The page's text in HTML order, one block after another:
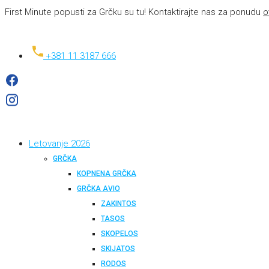
First Minute popusti za Grčku su tu! Kontaktirajte nas za ponudu
+381 11 3187 666
Letovanje 2026
GRČKA
KOPNENA GRČKA
GRČKA AVIO
ZAKINTOS
TASOS
SKOPELOS
SKIJATOS
RODOS